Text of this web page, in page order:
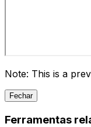
Note: This is a
Fechar
Ferramentas